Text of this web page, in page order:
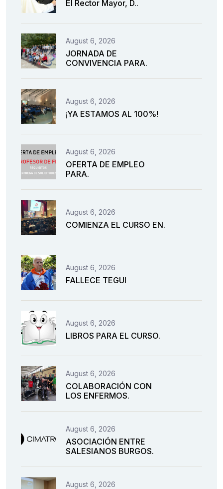
El Rector Mayor, D..
August 6, 2026
JORNADA DE
CONVIVENCIA PARA.
August 6, 2026
¡YA ESTAMOS AL 100%!
August 6, 2026
OFERTA DE EMPLEO
PARA.
August 6, 2026
COMIENZA EL CURSO EN.
August 6, 2026
FALLECE TEGUI
August 6, 2026
LIBROS PARA EL CURSO.
August 6, 2026
COLABORACIÓN CON
LOS ENFERMOS.
August 6, 2026
ASOCIACIÓN ENTRE
SALESIANOS BURGOS.
August 6, 2026